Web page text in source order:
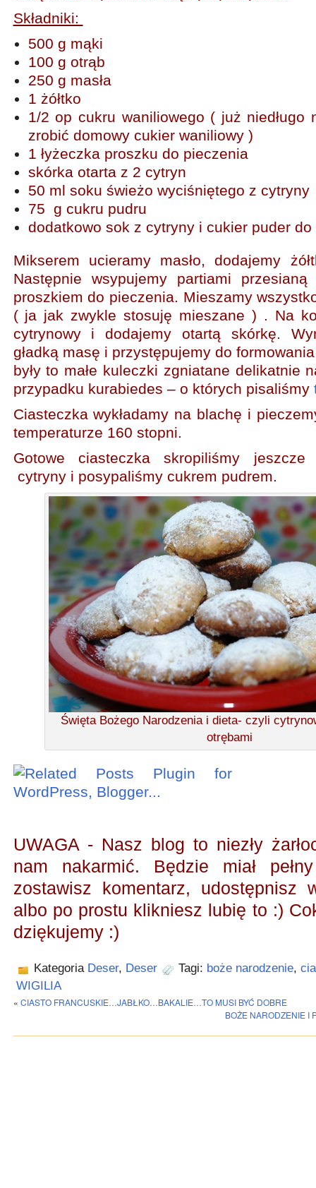
Składniki:
500 g mąki
100 g otrąb
250 g masła
1 żółtko
1/2 op cukru waniliowego ( już niedługo
zrobić domowy cukier waniliowy )
1 łyżeczka proszku do pieczenia
skórka otarta z 2 cytryn
50 ml soku świeżo wyciśniętego z cytryny
75 g cukru pudru
dodatkowo sok z cytryny i cukier puder
Mikserem ucieramy masło, dodajemy
Następnie wsypujemy partiami
proszkiem do pieczenia. Mieszamy
( ja jak zwykle stosuję mieszane ) . Na
cytrynowy i dodajemy otartą skórkę.
gładką masę i przystępujemy do
były to małe kuleczki zgniatane delikatnie
przypadku kurabiedes – o których pisaliśmy
Ciasteczka wykładamy na blachę i
temperaturze 160 stopni.
Gotowe ciasteczka skropiliśmy
cytryny i posypaliśmy cukrem pudrem.
Święta Bożego Narodzenia i dieta- czyli
otrębami
UWAGA - Nasz blog to niezły
nam nakarmić. Będzie miał
zostawisz komentarz,
albo po prostu klikniesz lubię to :)
dziękujemy :)
Kategoria Deser, Deser Tagi: boże narodzenie,
WIGILIA
« CIASTO FRANCUSKIE…JABŁKO…BAKALIE…TO MUSI BYĆ DOBRE
BOŻE NARODZENIE I